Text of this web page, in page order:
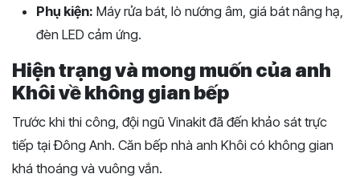
Phụ kiện: Máy rửa bát, lò nướng âm, giá bát nâng hạ,
đèn LED cảm ứng.
Hiện trạng và mong muốn của anh
Khôi về không gian bếp
Trước khi thi công, đội ngũ Vinakit đã đến khảo sát trực
tiếp tại Đông Anh. Căn bếp nhà anh Khôi có không gian
khá thoáng và vuông vắn.